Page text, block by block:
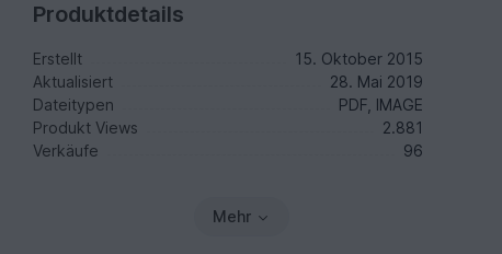
Produktdetails
Erstellt
15. Oktober 2015
Aktualisiert
28. Mai 2019
Dateitypen
PDF, IMAGE
Produkt Views
2.881
Verkäufe
96
Mehr